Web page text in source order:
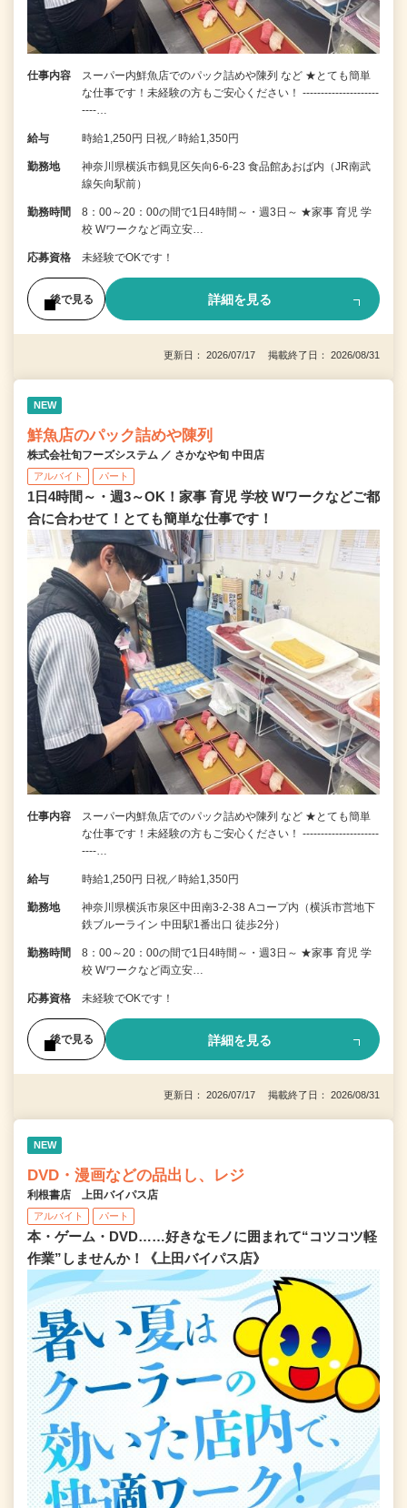
仕事内容
スーパー内鮮魚店でのパック詰めや陳列 など ★とても簡単
な仕事です！未経験の方もご安心ください！ ---------------------
----…
給与 時給1,250円 日祝／時給1,350円
勤務地
神奈川県横浜市鶴見区矢向6-6-23 食品館あおば内（JR南武
線矢向駅前）
勤務時間
8：00～20：00の間で1日4時間～・週3日～ ★家事 育児 学
校 Wワークなど両立安…
応募資格 未経験でOKです！
後で見る 詳細を見る
更新日： 2026/07/17 掲載終了日： 2026/08/31
NEW
鮮魚店のパック詰めや陳列
株式会社旬フーズシステム ／ さかなや旬 中田店
アルバイト パート
1日4時間～・週3～OK！家事 育児 学校 Wワークなどご都
合に合わせて！とても簡単な仕事です！
仕事内容
スーパー内鮮魚店でのパック詰めや陳列 など ★とても簡単
な仕事です！未経験の方もご安心ください！ ---------------------
----…
給与 時給1,250円 日祝／時給1,350円
勤務地
神奈川県横浜市泉区中田南3-2-38 Aコープ内（横浜市営地下
鉄ブルーライン 中田駅1番出口 徒歩2分）
勤務時間
8：00～20：00の間で1日4時間～・週3日～ ★家事 育児 学
校 Wワークなど両立安…
応募資格 未経験でOKです！
後で見る 詳細を見る
更新日： 2026/07/17 掲載終了日： 2026/08/31
NEW
DVD・漫画などの品出し、レジ
利根書店 上田バイパス店
アルバイト パート
本・ゲーム・DVD……好きなモノに囲まれて“コツコツ軽
作業”しませんか！《上田バイパス店》